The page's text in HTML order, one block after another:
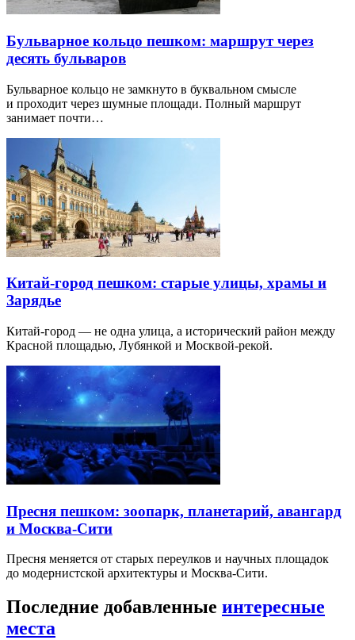
Бульварное кольцо пешком: маршрут через
десять бульваров
Бульварное кольцо не замкнуто в буквальном смысле
и проходит через шумные площади. Полный маршрут
занимает почти…
Китай-город пешком: старые улицы, храмы и
Зарядье
Китай-город — не одна улица, а исторический район между
Красной площадью, Лубянкой и Москвой-рекой.
Пресня пешком: зоопарк, планетарий, авангард
и Москва-Сити
Пресня меняется от старых переулков и научных площадок
до модернистской архитектуры и Москва-Сити.
Последние добавленные интересные
места